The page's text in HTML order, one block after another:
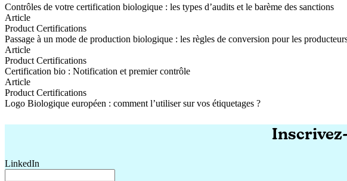
Contrôles de votre certification biologique : les types d’audits et le barème des sanctions
Contrôles de votre certification biologique : les types d’audits et le barème des sanctions
Article
Product Certifications
Passage à un mode de production biologique : les règles de conversion pour les
Passage à un mode de production biologique : les règles de conversion pour les producteurs
Article
Product Certifications
Certification bio : Notification et premier contrôle
Certification bio : Notification et premier contrôle
Article
Product Certifications
Logo Biologique européen : comment l’utiliser sur vos étiquetages ?
LinkedIn